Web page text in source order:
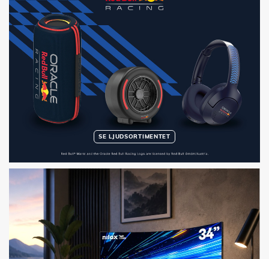
SE LJUDSORTIMENTET